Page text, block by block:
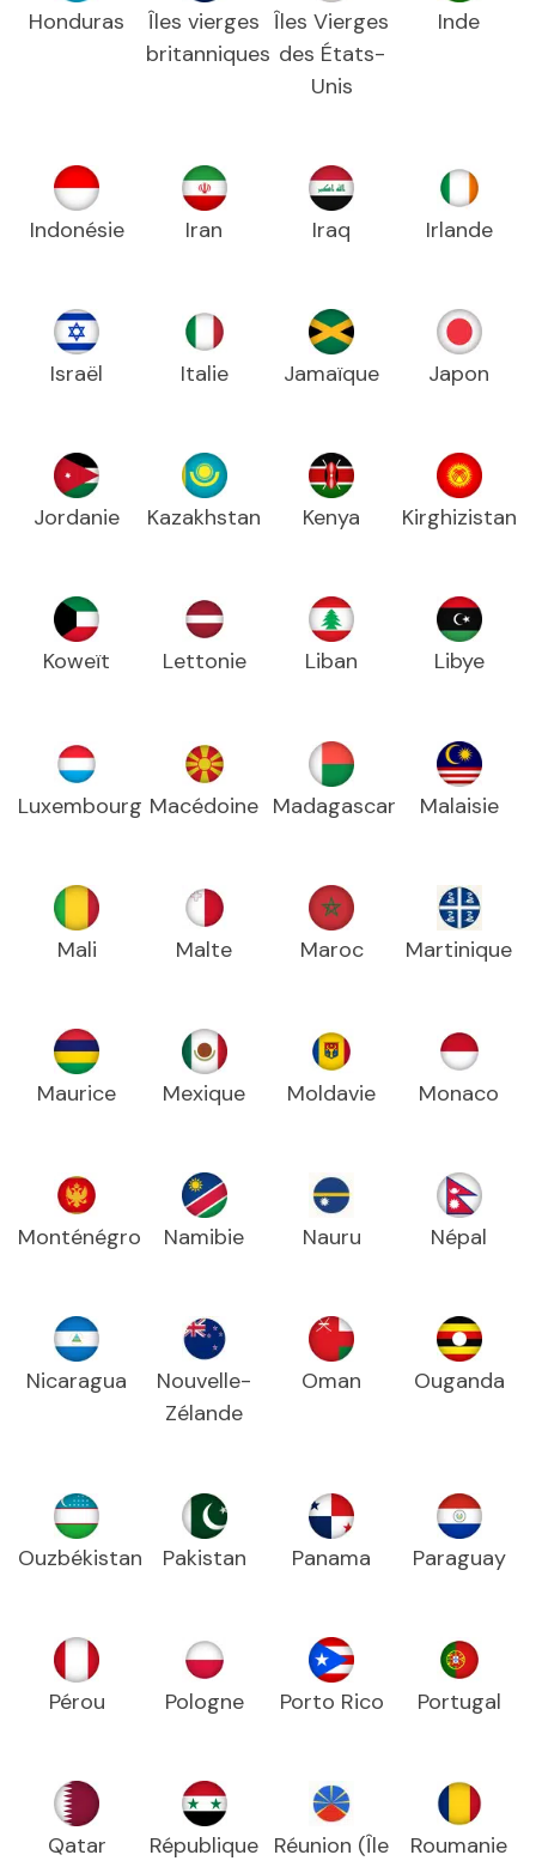
Honduras
Îles vierges
britanniques
Îles Vierges
des États-
Unis
Inde
Indonésie Iran Iraq Irlande
Israël Italie Jamaïque Japon
Jordanie Kazakhstan Kenya Kirghizistan
Koweït Lettonie Liban Libye
Luxembourg Macédoine Madagascar Malaisie
Mali Malte Maroc Martinique
Maurice Mexique Moldavie Monaco
Monténégro Namibie Nauru Népal
Nicaragua
Nouvelle-
Zélande
Oman Ouganda
Ouzbékistan Pakistan Panama Paraguay
Pérou Pologne Porto Rico Portugal
Qatar
République Réunion (Île
Roumanie